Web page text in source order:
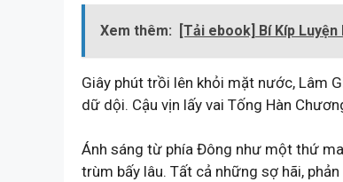
Xem thêm: [Tải ebook] Bí Kíp
Giây phút trồi lên khỏi mặt nước, Lâm
dữ dội. Cậu vịn lấy vai Tống Hàn
Ánh sáng từ phía Đông như một thứ
trùm bấy lâu. Tất cả những sợ hãi,